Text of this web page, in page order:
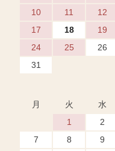
10
11 12
17
18 19
24
25 26
31
月
火 水
1
2
7
8 9